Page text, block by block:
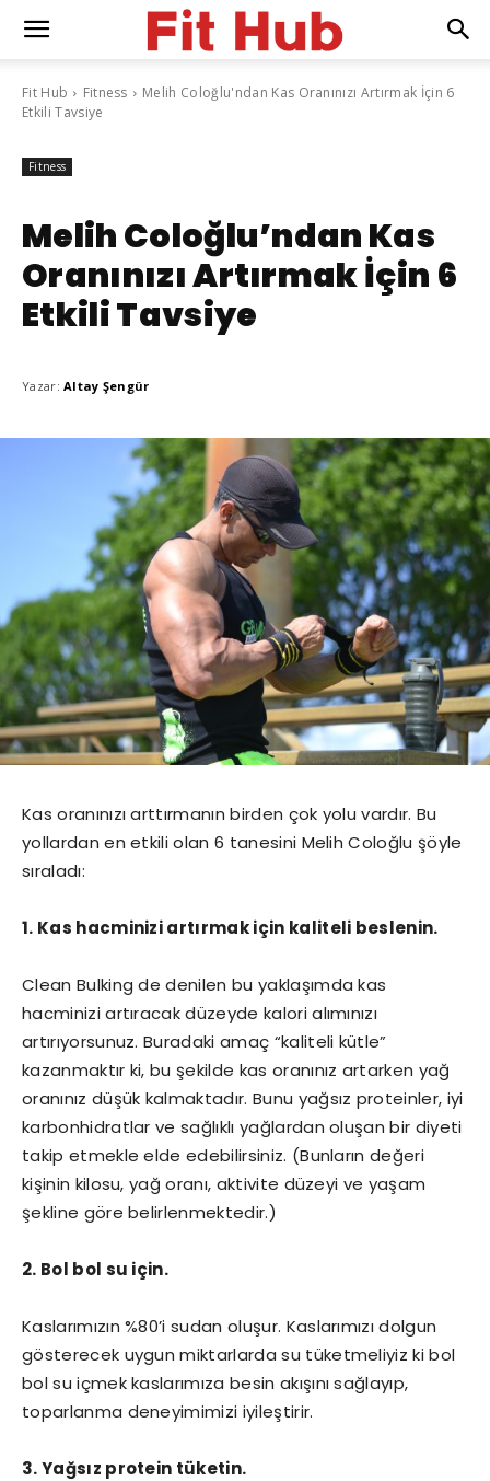
Fit Hub Fitness
Melih Coloğlu'ndan Kas Oranınızı Artırmak İçin 6
Etkili Tavsiye
Fitness
Melih Coloğlu’ndan Kas
Oranınızı Artırmak İçin 6
Etkili Tavsiye
Yazar: Altay Şengür
Kas oranınızı arttırmanın birden çok yolu vardır. Bu
yollardan en etkili olan 6 tanesini Melih Coloğlu şöyle
sıraladı:
1. Kas hacminizi artırmak için kaliteli beslenin.
Clean Bulking de denilen bu yaklaşımda kas
hacminizi artıracak düzeyde kalori alımınızı
artırıyorsunuz. Buradaki amaç “kaliteli kütle”
kazanmaktır ki, bu şekilde kas oranınız artarken yağ
oranınız düşük kalmaktadır. Bunu yağsız proteinler, iyi
karbonhidratlar ve sağlıklı yağlardan oluşan bir diyeti
takip etmekle elde edebilirsiniz. (Bunların değeri
kişinin kilosu, yağ oranı, aktivite düzeyi ve yaşam
şekline göre belirlenmektedir.)
2. Bol bol su için.
Kaslarımızın %80’i sudan oluşur. Kaslarımızı dolgun
gösterecek uygun miktarlarda su tüketmeliyiz ki bol
bol su içmek kaslarımıza besin akışını sağlayıp,
toparlanma deneyimimizi iyileştirir.
3. Yağsız protein tüketin.